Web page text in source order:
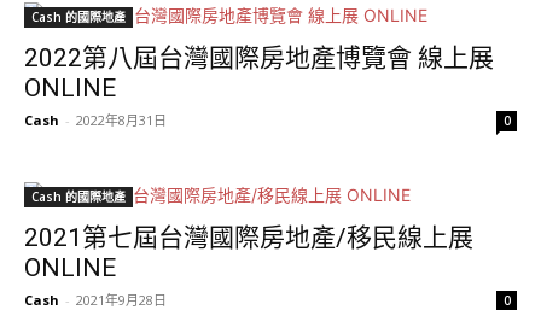
Cash 的國際地產
2022第八屆台灣國際房地產博覽會 線上展
ONLINE
Cash - 2022年8月31日 0
Cash 的國際地產
2021第七屆台灣國際房地產/移民線上展
ONLINE
Cash - 2021年9月28日 0